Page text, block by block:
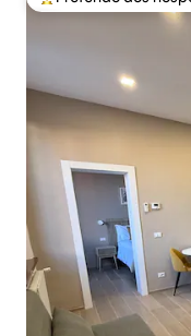
Entre os melhores